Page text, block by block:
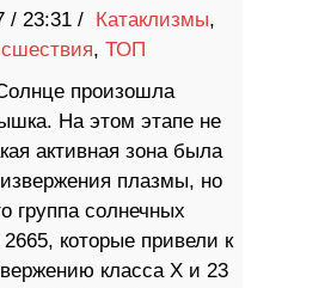
/ 23:31 / Катаклизмы,
, ТОП
произошла
На этом этапе не
активная зона была
плазмы, но
группа солнечных
которые привели к
класса X и 23